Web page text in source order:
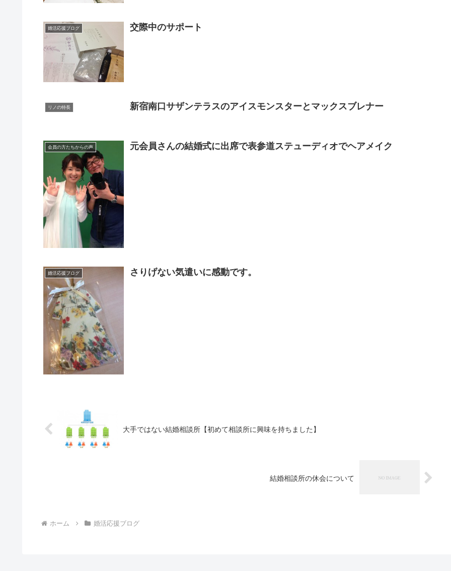
婚活応援ブログ 交際中のサポート
リノの特長 新宿南口サザンテラスのアイスモンスターとマックスブレナー
会員の方たちからの声 元会員さんの結婚式に出席で表参道ステューディオでヘアメイク
婚活応援ブログ さりげない気遣いに感動です。
大手ではない結婚相談所【初めて相談所に興味を持ちました】
結婚相談所の休会について
ホーム 婚活応援ブログ